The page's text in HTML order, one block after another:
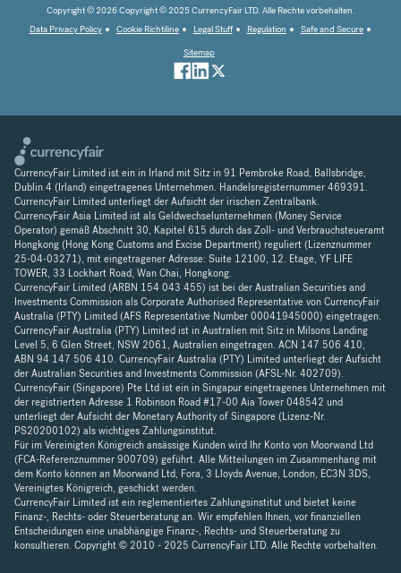
Copyright © 2026 Copyright © 2025 CurrencyFair LTD. Alle Rechte vorbehalten.
Data Privacy Policy
Cookie Richtiline Legal Stuff Regulation
Safe and Secure
Sitemap
CurrencyFair Limited ist ein in Irland mit Sitz in 91 Pembroke Road, Ballsbridge,
Dublin 4 (Irland) eingetragenes Unternehmen. Handelsregisternummer 469391.
CurrencyFair Limited unterliegt der Aufsicht der irischen Zentralbank.
CurrencyFair Asia Limited ist als Geldwechselunternehmen (Money Service
Operator) gemäß Abschnitt 30, Kapitel 615 durch das Zoll- und Verbrauchsteueramt
Hongkong (Hong Kong Customs and Excise Department) reguliert (Lizenznummer
25-04-03271), mit eingetragener Adresse: Suite 12100, 12. Etage, YF LIFE
TOWER, 33 Lockhart Road, Wan Chai, Hongkong.
CurrencyFair Limited (ARBN 154 043 455) ist bei der Australian Securities and
Investments Commission als Corporate Authorised Representative von CurrencyFair
Australia (PTY) Limited (AFS Representative Number 00041945000) eingetragen.
CurrencyFair Australia (PTY) Limited ist in Australien mit Sitz in Milsons Landing
Level 5, 6 Glen Street, NSW 2061, Australien eingetragen. ACN 147 506 410,
ABN 94 147 506 410. CurrencyFair Australia (PTY) Limited unterliegt der Aufsicht
der Australian Securities and Investments Commission (AFSL-Nr. 402709).
CurrencyFair (Singapore) Pte Ltd ist ein in Singapur eingetragenes Unternehmen mit
der registrierten Adresse 1 Robinson Road #17-00 Aia Tower 048542 und
unterliegt der Aufsicht der Monetary Authority of Singapore (Lizenz-Nr.
PS20200102) als wichtiges Zahlungsinstitut.
Für im Vereinigten Königreich ansässige Kunden wird Ihr Konto von Moorwand Ltd
(FCA-Referenznummer 900709) geführt. Alle Mitteilungen im Zusammenhang mit
dem Konto können an Moorwand Ltd, Fora, 3 Lloyds Avenue, London, EC3N 3DS,
Vereinigtes Königreich, geschickt werden.
CurrencyFair Limited ist ein reglementiertes Zahlungsinstitut und bietet keine
Finanz-, Rechts- oder Steuerberatung an. Wir empfehlen Ihnen, vor finanziellen
Entscheidungen eine unabhängige Finanz-, Rechts- und Steuerberatung zu
konsultieren. Copyright © 2010 - 2025 CurrencyFair LTD. Alle Rechte vorbehalten.